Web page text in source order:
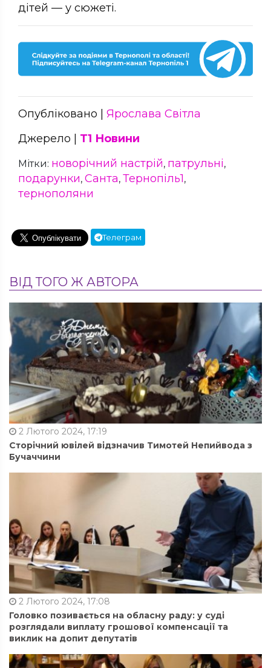
дітей — у сюжеті.
Опубліковано | Ярослава Світла
Джерело | Т1 Новини
Мітки: новорічний настрій, патрульні,
подарунки, Санта, Тернопіль1,
тернополяни
Телеграм
ВІД ТОГО Ж АВТОРА
2 Лютого 2024, 17:19
Сторічний ювілей відзначив Тимотей Непийвода з
Бучаччини
2 Лютого 2024, 17:08
Головко позивається на обласну раду: у суді
розглядали виплату грошової компенсації та
виклик на допит депутатів